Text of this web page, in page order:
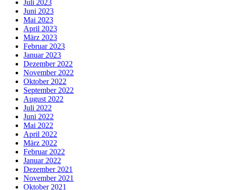
Juli 2023
Juni 2023
Mai 2023
April 2023
März 2023
Februar 2023
Januar 2023
Dezember 2022
November 2022
Oktober 2022
September 2022
August 2022
Juli 2022
Juni 2022
Mai 2022
April 2022
März 2022
Februar 2022
Januar 2022
Dezember 2021
November 2021
Oktober 2021